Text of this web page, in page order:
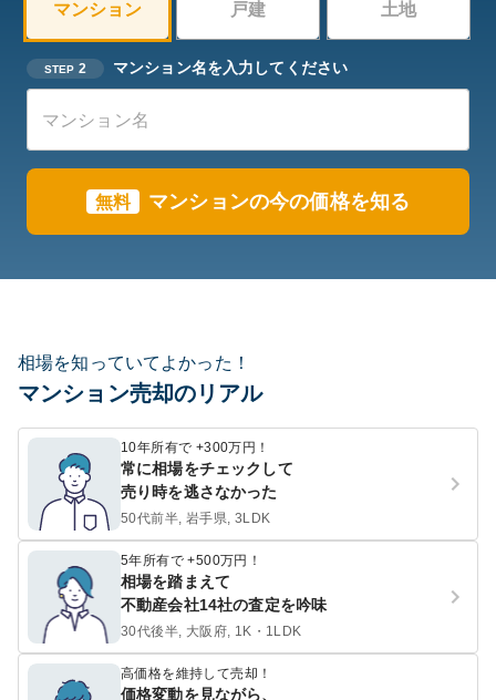
マンション 戸建 土地
STEP 2 マンション名を入力してください
無料 マンションの今の価格を知る
相場を知っていてよかった！
マンション売却のリアル
10年所有で +300万円！
常に相場をチェックして
売り時を逃さなかった
50代前半, 岩手県, 3LDK
5年所有で +500万円！
相場を踏まえて
不動産会社14社の査定を吟味
30代後半, 大阪府, 1K・1LDK
高価格を維持して売却！
価格変動を見ながら、